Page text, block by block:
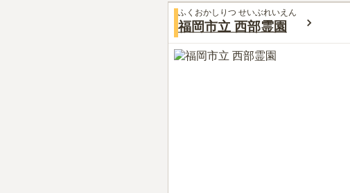
ふくおかしりつ せいぶれいえん
福岡市立 西部霊園